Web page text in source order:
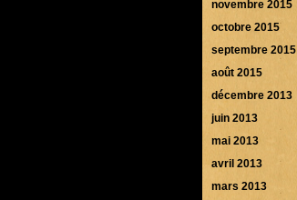
novembre 2015
octobre 2015
septembre 2015
août 2015
décembre 2013
juin 2013
mai 2013
avril 2013
mars 2013